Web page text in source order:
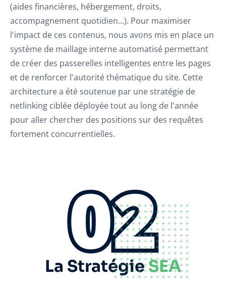
(aides financières, hébergement, droits,
accompagnement quotidien...). Pour maximiser
l'impact de ces contenus, nous avons mis en place un
système de maillage interne automatisé permettant
de créer des passerelles intelligentes entre les pages
et de renforcer l'autorité thématique du site. Cette
architecture a été soutenue par une stratégie de
netlinking ciblée déployée tout au long de l'année
pour aller chercher des positions sur des requêtes
fortement concurrentielles.
02
La StratégieSEA